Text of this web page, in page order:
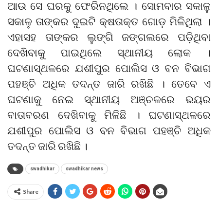
ଆଉ ସେ ଘରକୁ ଫେରିନଥିଲେ । ସୋମବାର ସକାଳୁ
ସକାଳୁ ତାଙ୍କର ଦୁଇଟି କ୍ଷତାକ୍ତ ଗୋଡ଼ ମିଳିଥିଲା ।
ଏହାସହ ତାଙ୍କର ଲୁଙ୍ଗି ଜଙ୍ଗଲରେ ପଡ଼ିଥିବା
ଦେଖିବାକୁ ପାଇଥିଲେ ସ୍ଥାନୀୟ ଲୋକ ।
ଘଟଣାସ୍ଥଳରେ ଯଶୀପୁର ପୋଲିସ ଓ ବନ ବିଭାଗ
ପହଞ୍ଚି ଅଧିକ ତଦନ୍ତ ଜାରି ରଖିଛି । ତେବେ ଏ
ଘଟଣାକୁ ନେଇ ସ୍ଥାନୀୟ ଅଞ୍ଚଳରେ ଭୟର
ବାତାବରଣ ଦେଖିବାକୁ ମିଳିଛି । ଘଟଣାସ୍ଥଳରେ
ଯଶୀପୁର ପୋଲିସ ଓ ବନ ବିଭାଗ ପହଞ୍ଚି ଅଧିକ
ତଦନ୍ତ ଜାରି ରଖିଛି ।
swadhikar swadhikar news
Share